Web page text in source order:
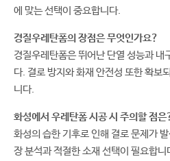
에 맞는 선택이 중요합니다.
경질우레탄폼의 장점은 무엇인가요?
경질우레탄폼은 뛰어난 단열 성능과
다. 결로 방지와 화재 안전성 또한 확보
니다.
화성에서 우레탄폼 시공 시 주의할 점은
화성의 습한 기후로 인해 결로 문제가
장 분석과 적절한 소재 선택이 필요합